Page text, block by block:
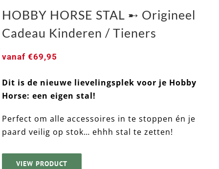
HOBBY HORSE STAL ➸ Origineel Cadeau
Kinderen / Tieners
HOBBY HORSE STAL ➸ Origineel
Cadeau Kinderen / Tieners
vanaf€69,95
Dit is de nieuwe lievelingsplek voor je Hobby
Horse: een eigen stal!
Perfect om alle accessoires in te stoppen én je
paard veilig op stok… ehhh stal te zetten!
VIEW PRODUCT